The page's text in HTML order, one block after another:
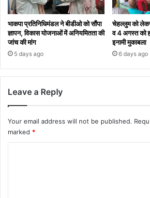
भाकपा प्रतिनिधिमंडल ने बीडीओ को सौंपा
ज्ञापन, विकास योजनाओं में अनियमितता की
जांच की मांग
5 days ago
चेहल्लुम को
व 4 अगस्त को
इनामी मुकाबला
6 days ago
Leave a Reply
Your email address will not be published.
marked *